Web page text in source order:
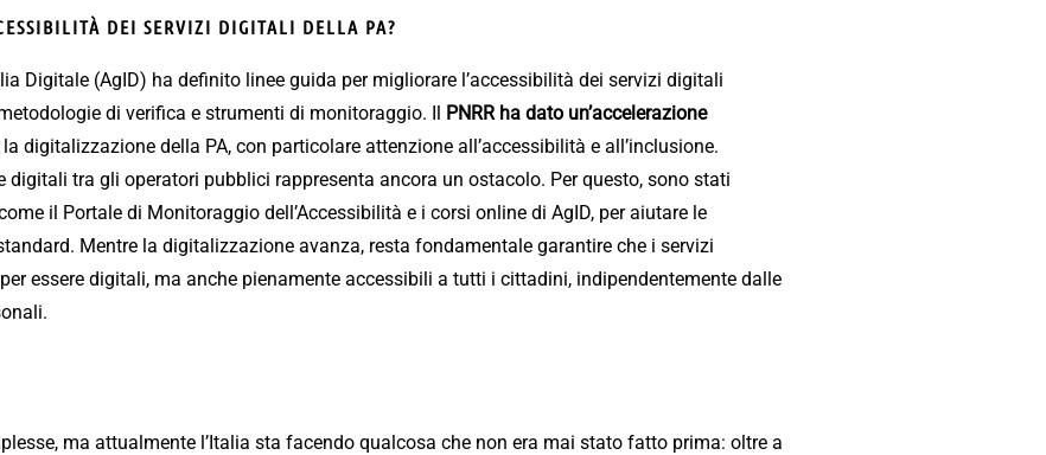
DEI SERVIZI DIGITALI DELLA PA?
Digitale (AgID) ha definito linee guida per migliorare l’accessibilità dei servizi digitali
di verifica e strumenti di monitoraggio. Il PNRR ha dato un’accelerazione
digitalizzazione della PA, con particolare attenzione all’accessibilità e all’inclusione.
digitali tra gli operatori pubblici rappresenta ancora un ostacolo. Per questo, sono stati
il Portale di Monitoraggio dell’Accessibilità e i corsi online di AgID, per aiutare le
Mentre la digitalizzazione avanza, resta fondamentale garantire che i servizi
essere digitali, ma anche pienamente accessibili a tutti i cittadini, indipendentemente dalle
ma attualmente l’Italia sta facendo qualcosa che non era mai stato fatto prima: oltre a